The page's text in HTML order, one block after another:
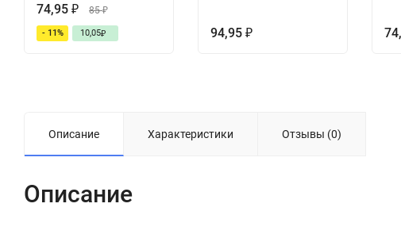
74,95 ₽ 85₽
- 11% 10,05₽ 94,95 ₽
Описание Характеристики Отзывы (0)
Описание